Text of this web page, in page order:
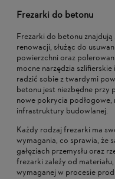
Frezarki do betonu
Frezarki do betonu
renowacji, służąc do
powierzchni oraz
mocne narzędzia
radzić sobie z twardymi
betonu jest niezbędne
nowe pokrycia
infrastruktury budowlanej.
Każdy rodzaj frezarki ma
wymagania, co sprawia, że
gałęziach przemysłu oraz
frezarki zależy od
wymaganej w procesie